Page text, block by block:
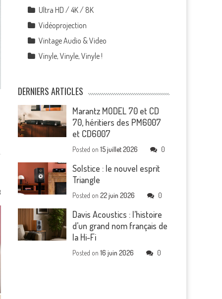
Ultra HD / 4K / 8K
Vidéoprojection
Vintage Audio & Video
Vinyle, Vinyle, Vinyle !
DERNIERS ARTICLES
Marantz MODEL 70 et CD
70, héritiers des PM6007
et CD6007
Posted on15 juillet 2026 0
Solstice : le nouvel esprit
Triangle
Posted on22 juin 2026 0
Davis Acoustics : l’histoire
d’un grand nom français de
la Hi-Fi
Posted on16 juin 2026 0